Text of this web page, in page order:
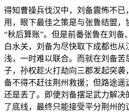
得知曹操兵伐汉中，刘备震怖不已
用，眼下最佳之策是与张鲁结盟，
“秋后算账”。但是前番张鲁在刘备
白水关，刘备为尽快取下成都也
浅，一时难以联合。而就在刘备苦
子，孙权趁火打劫向三郡发起突袭
备不得不赶往荆州救援；但路途
还是丢了。即便刘备摆足武力解决
了底线，最终只能接受平分荆州